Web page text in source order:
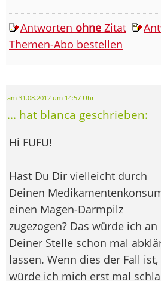
Antworten ohne Zitat
Themen-Abo bestellen
am 31.08.2012 um 14:57 Uhr
... hat blanca geschrieben:
Hi FUFU!
Hast Du Dir vielleicht durch
Deinen
einen Magen-Darmpilz
zugezogen? Das würde ich an
Deiner Stelle schon mal
lassen. Wenn dies der Fall ist,
würde ich mich erst mal